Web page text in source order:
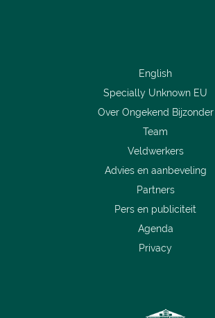
English
Specially Unknown EU
Over Ongekend Bijzonder
Team
Veldwerkers
Advies en aanbeveling
Partners
Pers en publiciteit
Agenda
Privacy